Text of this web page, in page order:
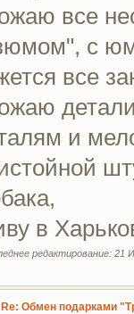
все
с
все
и
в
редактирование: 21
Re: Обмен подарками